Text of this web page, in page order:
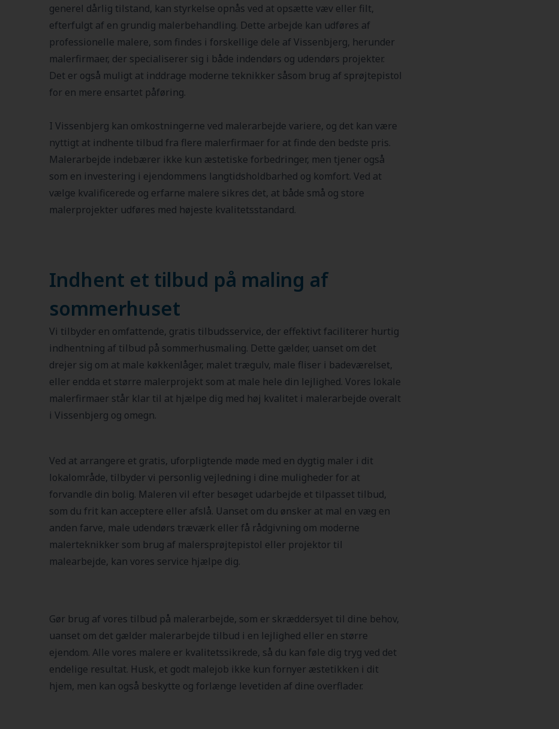
generel dårlig tilstand, kan styrkelse opnås ved at opsætte væv eller filt,
efterfulgt af en grundig malerbehandling. Dette arbejde kan udføres af
professionelle malere, som findes i forskellige dele af Vissenbjerg, herunder
malerfirmaer, der specialiserer sig i både indendørs og udendørs projekter.
Det er også muligt at inddrage moderne teknikker såsom brug af sprøjtepistol
for en mere ensartet påføring.
I Vissenbjerg kan omkostningerne ved malerarbejde variere, og det kan være
nyttigt at indhente tilbud fra flere malerfirmaer for at finde den bedste pris.
Malerarbejde indebærer ikke kun æstetiske forbedringer, men tjener også
som en investering i ejendommens langtidsholdbarhed og komfort. Ved at
vælge kvalificerede og erfarne malere sikres det, at både små og store
malerprojekter udføres med højeste kvalitetsstandard.
Indhent et tilbud på maling af
sommerhuset
Vi tilbyder en omfattende, gratis tilbudsservice, der effektivt faciliterer hurtig
indhentning af tilbud på sommerhusmaling. Dette gælder, uanset om det
drejer sig om at male køkkenlåger, malet trægulv, male fliser i badeværelset,
eller endda et større malerprojekt som at male hele din lejlighed. Vores lokale
malerfirmaer står klar til at hjælpe dig med høj kvalitet i malerarbejde overalt
i Vissenbjerg og omegn.
Ved at arrangere et gratis, uforpligtende møde med en dygtig maler i dit
lokalområde, tilbyder vi personlig vejledning i dine muligheder for at
forvandle din bolig. Maleren vil efter besøget udarbejde et tilpasset tilbud,
som du frit kan acceptere eller afslå. Uanset om du ønsker at mal en væg en
anden farve, male udendørs træværk eller få rådgivning om moderne
malerteknikker som brug af malersprøjtepistol eller projektor til
malearbejde, kan vores service hjælpe dig.
Gør brug af vores tilbud på malerarbejde, som er skræddersyet til dine behov,
uanset om det gælder malerarbejde tilbud i en lejlighed eller en større
ejendom. Alle vores malere er kvalitetssikrede, så du kan føle dig tryg ved det
endelige resultat. Husk, et godt malejob ikke kun fornyer æstetikken i dit
hjem, men kan også beskytte og forlænge levetiden af dine overflader.